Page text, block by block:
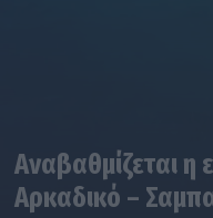
Αναβαθμίζεται η
Αρκαδικό –